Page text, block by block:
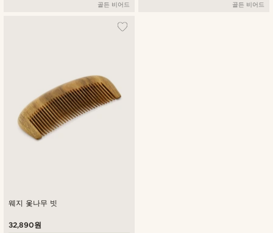
골든 비어드 골든 비어드
웨지 옻나무 빗
32,890원